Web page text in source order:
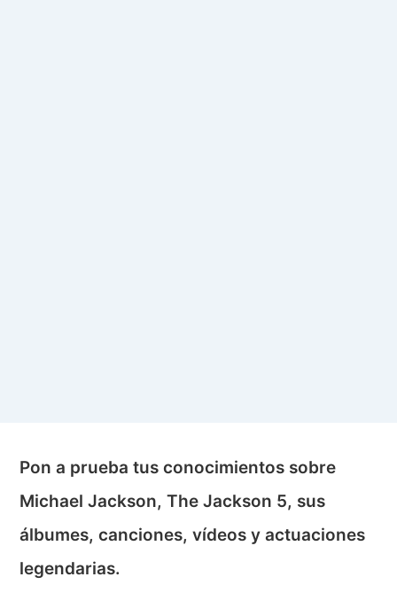
Pon a prueba tus conocimientos sobre
Michael Jackson, The Jackson 5, sus
álbumes, canciones, vídeos y actuaciones
legendarias.